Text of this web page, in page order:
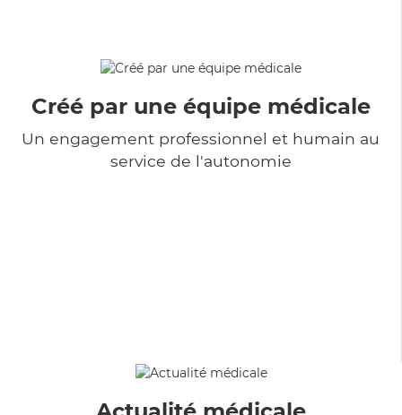
Créé par une équipe médicale
Un engagement professionnel et humain au
service de l'autonomie